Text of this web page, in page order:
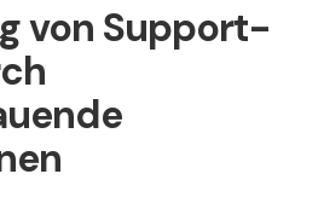
von Support-